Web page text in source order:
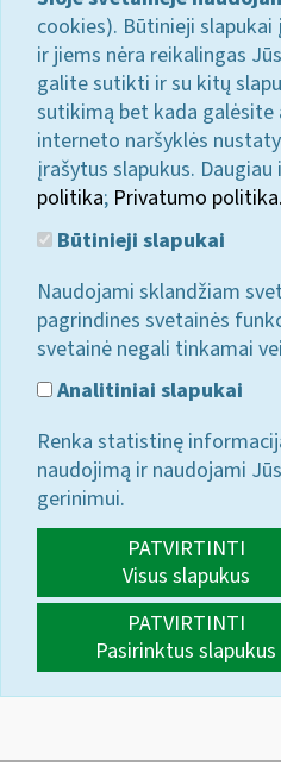
cookies). Būtinieji
ir jiems nėra reikalingas
galite sutikti ir su kitų
sutikimą bet kada
interneto naršyklės
įrašytus slapukus.
politika; Privatumo politika.
Būtinieji slapukai
Naudojami sklandžiam
pagrindines svetainės
svetainė negali tinkamai
Analitiniai slapukai
Renka statistinę
naudojimą ir naudojami
gerinimui.
PATVIRTINTI
Visus slapukus
PATVIRTINTI
Pasirinktus slapukus